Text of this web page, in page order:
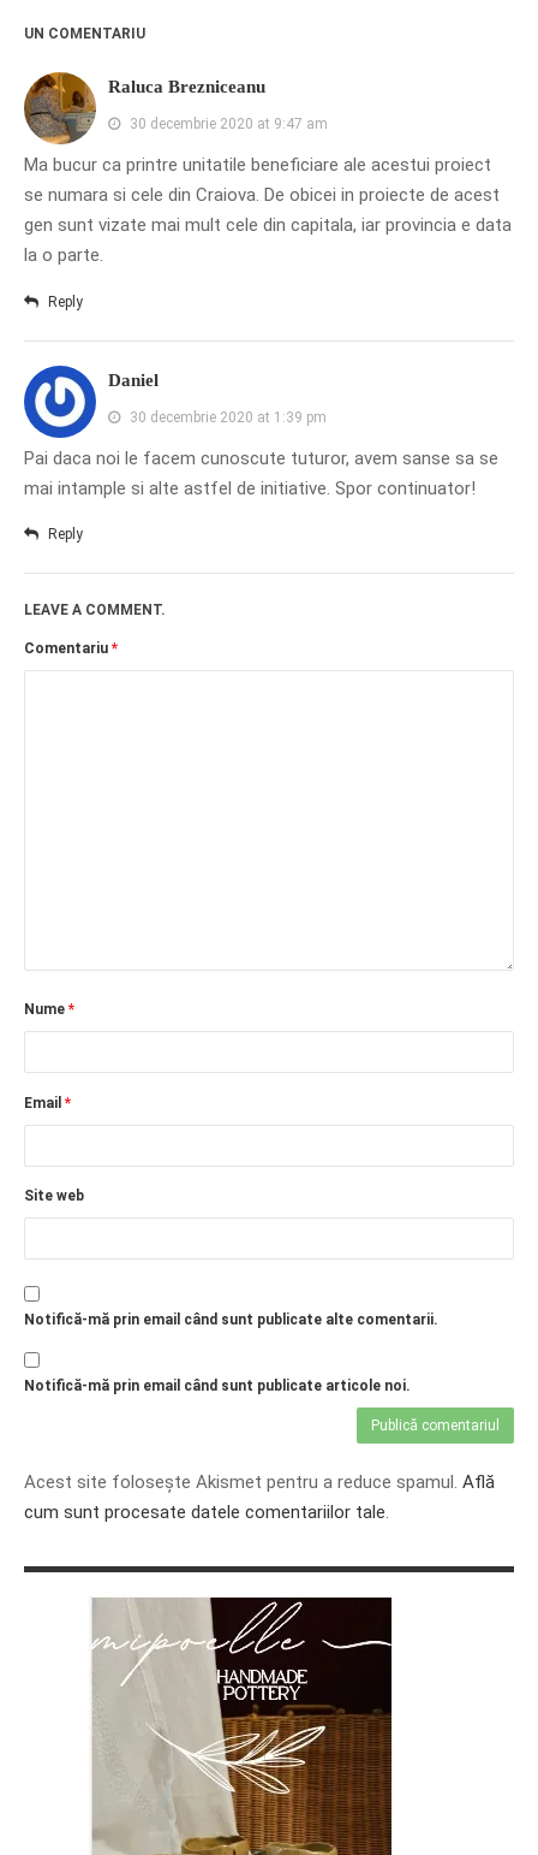
UN COMENTARIU
Raluca Brezniceanu
30 decembrie 2020 at 9:47 am
Ma bucur ca printre unitatile beneficiare ale acestui proiect
se numara si cele din Craiova. De obicei in proiecte de acest
gen sunt vizate mai mult cele din capitala, iar provincia e data
la o parte.
Reply
Daniel
30 decembrie 2020 at 1:39 pm
Pai daca noi le facem cunoscute tuturor, avem sanse sa se
mai intample si alte astfel de initiative. Spor continuator!
Reply
LEAVE A COMMENT.
Comentariu *
Nume *
Email *
Site web
Notifică-mă prin email când sunt publicate alte comentarii.
Notifică-mă prin email când sunt publicate articole noi.
Acest site folosește Akismet pentru a reduce spamul. Află
cum sunt procesate datele comentariilor tale.